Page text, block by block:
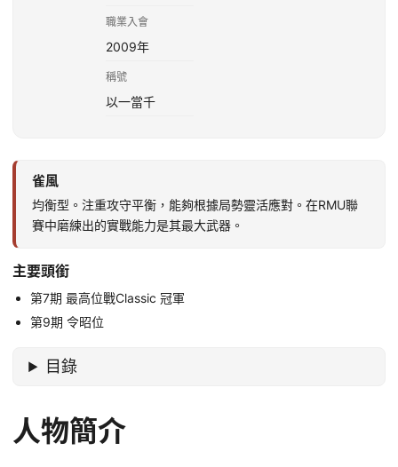
職業入會
2009年
稱號
以一當千
雀風
均衡型。注重攻守平衡，能夠根據局勢靈活應對。在RMU聯
賽中磨練出的實戰能力是其最大武器。
主要頭銜
第7期 最高位戰Classic 冠軍
第9期 令昭位
目錄
人物簡介